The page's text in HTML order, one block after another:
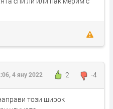
2 -4
4 яну 2022
този широк